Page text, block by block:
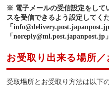
※ 電子メールの受信設定をして
スを受信できるよう設定してく
「info@delivery.post.japanpost.jp
「noreply@ml.post.japanpost.jp」
お受取り出来る場所
受取場所とお受取り方法は以下